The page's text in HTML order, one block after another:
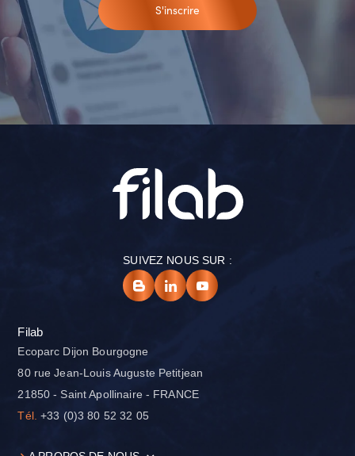
S'inscrire
SUIVEZ NOUS SUR :
Filab
Ecoparc Dijon Bourgogne
80 rue Jean-Louis Auguste Petitjean
21850 - Saint Apollinaire - FRANCE
Tél. +33 (0)3 80 52 32 05